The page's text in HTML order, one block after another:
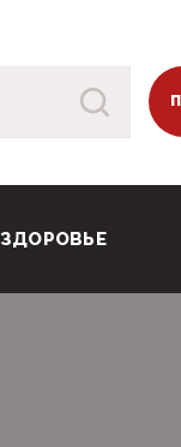
ЗДОРОВЬЕ